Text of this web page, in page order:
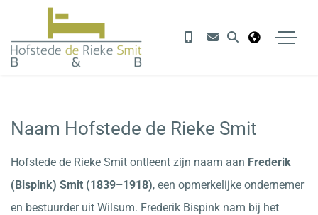
Naam Hofstede de Rieke Smit
Hofstede de Rieke Smit ontleent zijn naam aan Frederik
(Bispink) Smit (1839–1918), een opmerkelijke ondernemer
en bestuurder uit Wilsum. Frederik Bispink nam bij het